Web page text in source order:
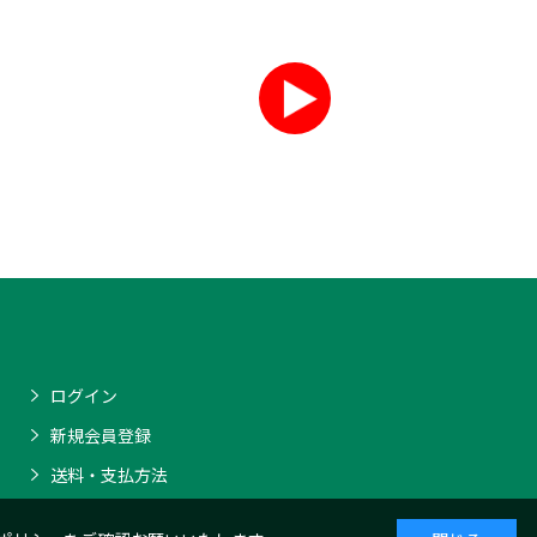
ログイン
新規会員登録
送料・支払方法